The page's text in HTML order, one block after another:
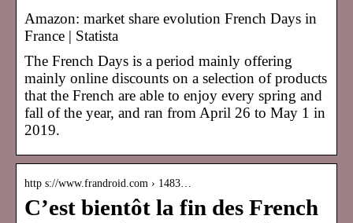
Amazon: market share evolution French Days in
France | Statista
The French Days is a period mainly offering
mainly online discounts on a selection of products
that the French are able to enjoy every spring and
fall of the year, and ran from April 26 to May 1 in
2019.
http s://www.frandroid.com › 1483…
C’est bientôt la fin des French